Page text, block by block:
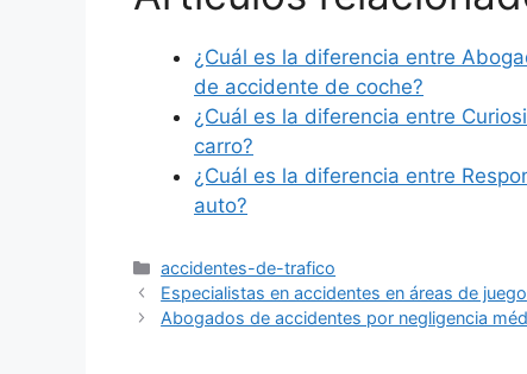
¿Cuál es la diferencia entre
de accidente de coche?
¿Cuál es la diferencia entre
carro?
¿Cuál es la diferencia entre
auto?
Categorías
accidentes-de-trafico
Especialistas en accidentes en áreas de juego
Abogados de accidentes por negligencia